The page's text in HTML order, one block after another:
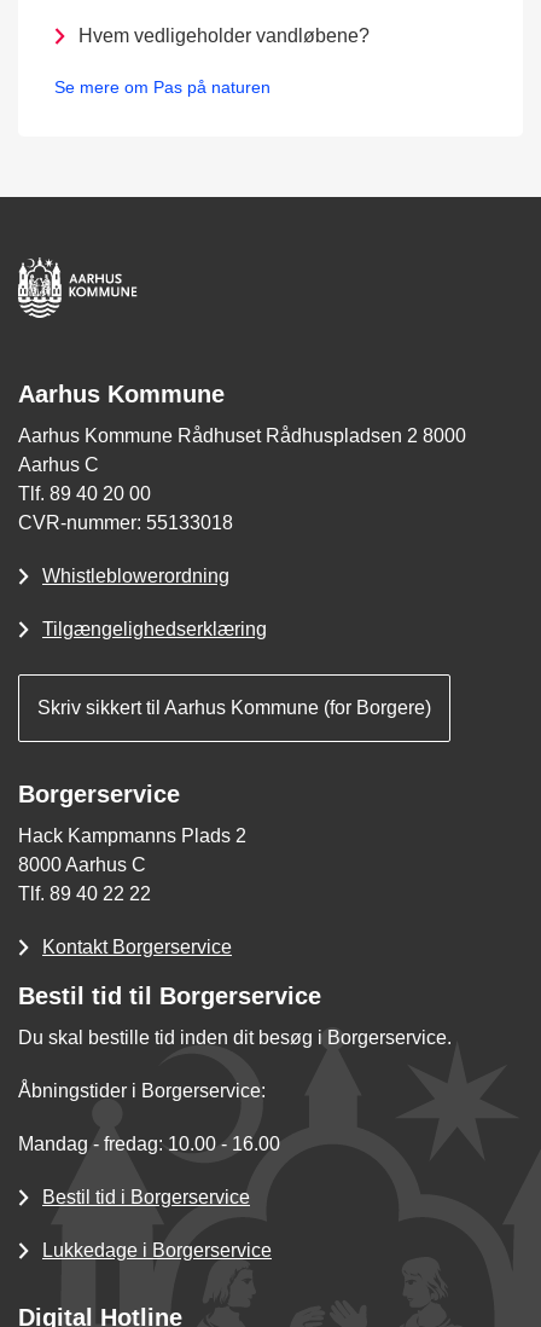
Hvem vedligeholder vandløbene?
Se mere om Pas på naturen
Aarhus Kommune
Aarhus Kommune Rådhuset Rådhuspladsen 2 8000
Aarhus C
Tlf. 89 40 20 00
CVR-nummer: 55133018
Whistleblowerordning
Tilgængelighedserklæring
Skriv sikkert til Aarhus Kommune (for Borgere)
Borgerservice
Hack Kampmanns Plads 2
8000 Aarhus C
Tlf. 89 40 22 22
Kontakt Borgerservice
Bestil tid til Borgerservice
Du skal bestille tid inden dit besøg i Borgerservice.
Åbningstider i Borgerservice:
Mandag - fredag: 10.00 - 16.00
Bestil tid i Borgerservice
Lukkedage i Borgerservice
Digital Hotline